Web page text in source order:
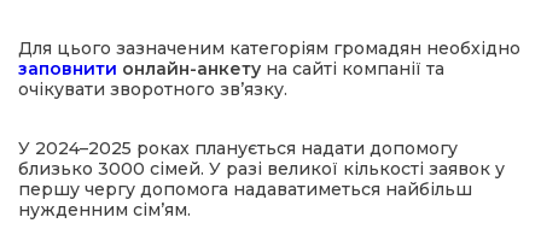
Для цього зазначеним категоріям громадян необхідно
заповнити онлайн-анкету на сайті компанії та
очікувати зворотного зв’язку.
У 2024–2025 роках планується надати допомогу
близько 3000 сімей. У разі великої кількості заявок у
першу чергу допомога надаватиметься найбільш
нужденним сім’ям.